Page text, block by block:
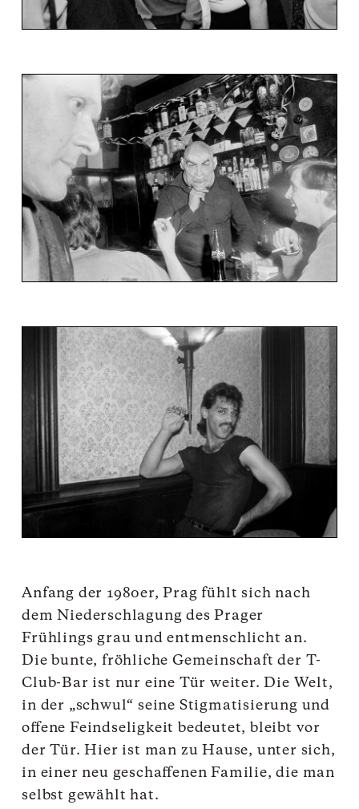
Anfang der 1980er, Prag fühlt sich nach
dem Niederschlagung des Prager
Frühlings grau und entmenschlicht an.
Die bunte, fröhliche Gemeinschaft der T-
Club-Bar ist nur eine Tür weiter. Die Welt,
in der „schwul“seine Stigmatisierung und
offene Feindseligkeit bedeutet, bleibt vor
der Tür. Hier ist man zu Hause, unter sich,
in einer neu geschaffenen Familie, die man
selbst gewählt hat.